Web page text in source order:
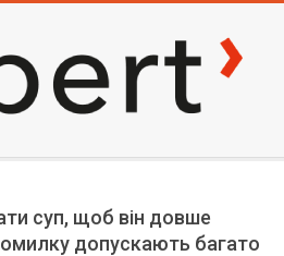
суп, щоб він довше
допускають багато